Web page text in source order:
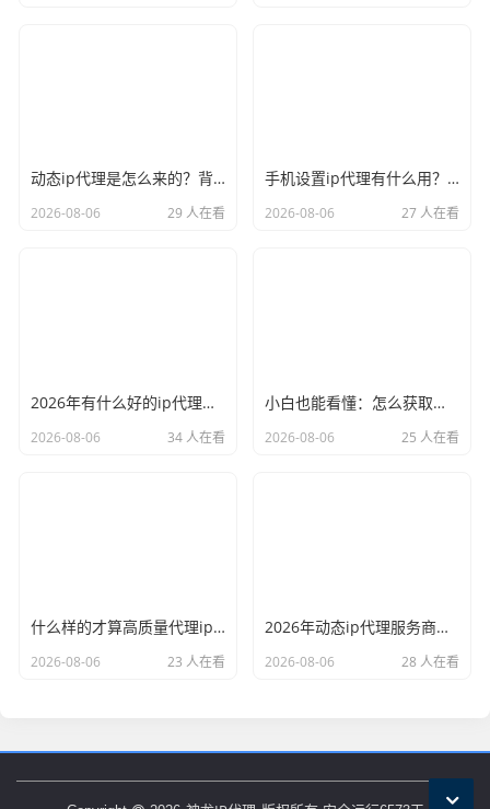
动态ip代理是怎么来的？背后的原理比你想象的精彩
2026-08-06 29 人在看
手机设置ip代理有什么用？不只是改定位那么简单
2026-08-06 27 人在看
2026年有什么好的ip代理软件？亲测后我只推荐这几个
2026-08-06 34 人在看
小白也能看懂：怎么获取代理ip和端口号，一步步教会你
2026-08-06 25 人在看
什么样的才算高质量代理ip？资深玩家总结了三个硬指标
2026-08-06 23 人在看
2026年动态ip代理服务商有哪些？这份清单建议收藏
2026-08-06 28 人在看